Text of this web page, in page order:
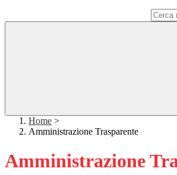
Home >
Amministrazione Trasparente
Amministrazione